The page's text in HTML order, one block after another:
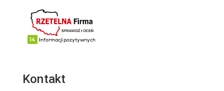
Kontakt